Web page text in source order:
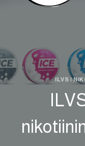
ILVS |